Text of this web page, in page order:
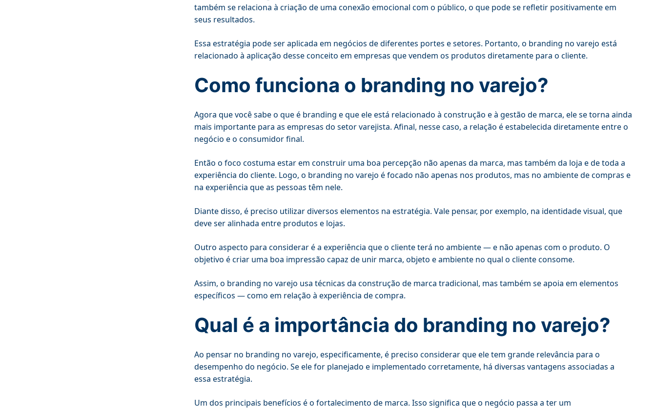
também se relaciona à criação de uma conexão emocional com o público, o que pode se refletir positivamente em
seus resultados.
Essa estratégia pode ser aplicada em negócios de diferentes portes e setores. Portanto, o branding no varejo está
relacionado à aplicação desse conceito em empresas que vendem os produtos diretamente para o cliente.
Como funciona o branding no varejo?
Agora que você sabe o que é branding e que ele está relacionado à construção e à gestão de marca, ele se torna ainda
mais importante para as empresas do setor varejista. Afinal, nesse caso, a relação é estabelecida diretamente entre o
negócio e o consumidor final.
Então o foco costuma estar em construir uma boa percepção não apenas da marca, mas também da loja e de toda a
experiência do cliente. Logo, o branding no varejo é focado não apenas nos produtos, mas no ambiente de compras e
na experiência que as pessoas têm nele.
Diante disso, é preciso utilizar diversos elementos na estratégia. Vale pensar, por exemplo, na identidade visual, que
deve ser alinhada entre produtos e lojas.
Outro aspecto para considerar é a experiência que o cliente terá no ambiente — e não apenas com o produto. O
objetivo é criar uma boa impressão capaz de unir marca, objeto e ambiente no qual o cliente consome.
Assim, o branding no varejo usa técnicas da construção de marca tradicional, mas também se apoia em elementos
específicos — como em relação à experiência de compra.
Qual é a importância do branding no varejo?
Ao pensar no branding no varejo, especificamente, é preciso considerar que ele tem grande relevância para o
desempenho do negócio. Se ele for planejado e implementado corretamente, há diversas vantagens associadas a
essa estratégia.
Um dos principais benefícios é o fortalecimento de marca. Isso significa que o negócio passa a ter um